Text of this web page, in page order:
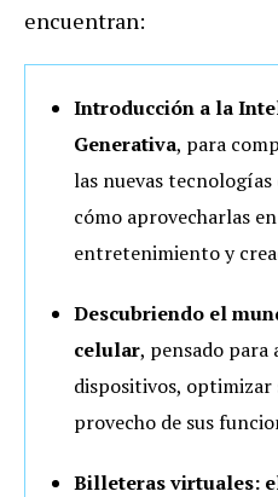
encuentran:
Introducción a la
Generativa, para
las nuevas
cómo aprovecharlas
entretenimiento y
Descubriendo el
celular, pensado
dispositivos, optimizar
provecho de sus
Billeteras virtuales: